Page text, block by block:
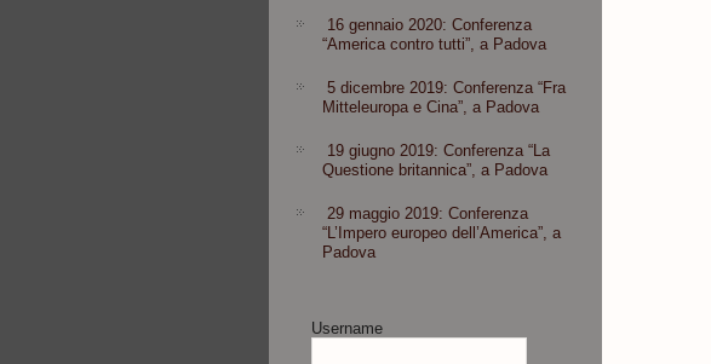
16 gennaio 2020: Conferenza
“America contro tutti”, a Padova
5 dicembre 2019: Conferenza “Fra
Mitteleuropa e Cina”, a Padova
19 giugno 2019: Conferenza “La
Questione britannica”, a Padova
29 maggio 2019: Conferenza
“L’Impero europeo dell’America”, a
Padova
Username